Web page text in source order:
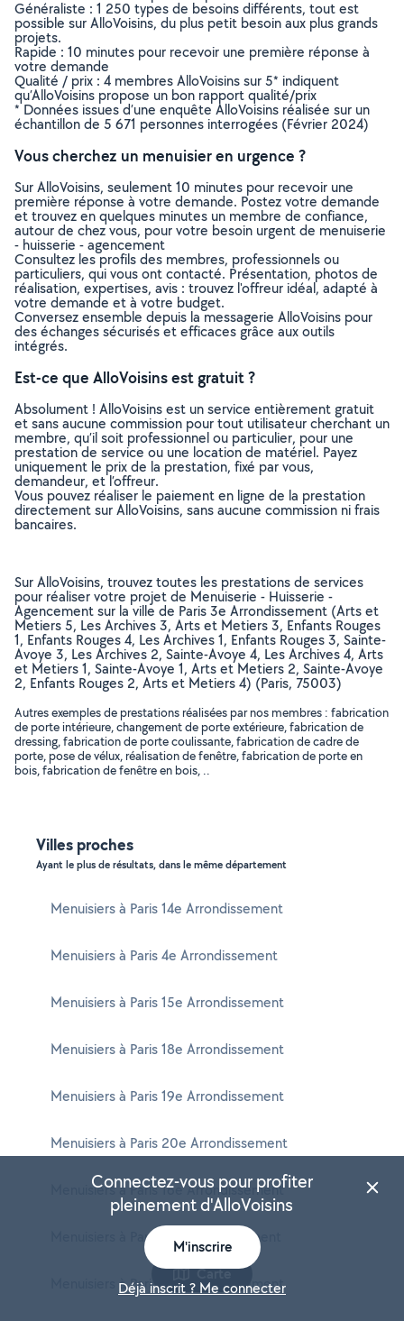
Généraliste : 1 250 types de besoins différents, tout est
possible sur AlloVoisins, du plus petit besoin aux plus grands
projets.
Rapide : 10 minutes pour recevoir une première réponse à
votre demande
Qualité / prix : 4 membres AlloVoisins sur 5* indiquent
qu’AlloVoisins propose un bon rapport qualité/prix
* Données issues d’une enquête AlloVoisins réalisée sur un
échantillon de 5 671 personnes interrogées (Février 2024)
Vous cherchez un menuisier en urgence ?
Sur AlloVoisins, seulement 10 minutes pour recevoir une
première réponse à votre demande. Postez votre demande
et trouvez en quelques minutes un membre de confiance,
autour de chez vous, pour votre besoin urgent de menuiserie
- huisserie - agencement
Consultez les profils des membres, professionnels ou
particuliers, qui vous ont contacté. Présentation, photos de
réalisation, expertises, avis : trouvez l'offreur idéal, adapté à
votre demande et à votre budget.
Conversez ensemble depuis la messagerie AlloVoisins pour
des échanges sécurisés et efficaces grâce aux outils
intégrés.
Est-ce que AlloVoisins est gratuit ?
Absolument ! AlloVoisins est un service entièrement gratuit
et sans aucune commission pour tout utilisateur cherchant un
membre, qu’il soit professionnel ou particulier, pour une
prestation de service ou une location de matériel. Payez
uniquement le prix de la prestation, fixé par vous,
demandeur, et l’offreur.
Vous pouvez réaliser le paiement en ligne de la prestation
directement sur AlloVoisins, sans aucune commission ni frais
bancaires.
Sur AlloVoisins, trouvez toutes les prestations de services
pour réaliser votre projet de Menuiserie - Huisserie -
Agencement sur la ville de Paris 3e Arrondissement (Arts et
Metiers 5, Les Archives 3, Arts et Metiers 3, Enfants Rouges
1, Enfants Rouges 4, Les Archives 1, Enfants Rouges 3, Sainte-
Avoye 3, Les Archives 2, Sainte-Avoye 4, Les Archives 4, Arts
et Metiers 1, Sainte-Avoye 1, Arts et Metiers 2, Sainte-Avoye
2, Enfants Rouges 2, Arts et Metiers 4) (Paris, 75003)
Autres exemples de prestations réalisées par nos membres : fabrication
de porte intérieure, changement de porte extérieure, fabrication de
dressing, fabrication de porte coulissante, fabrication de cadre de
porte, pose de vélux, réalisation de fenêtre, fabrication de porte en
bois, fabrication de fenêtre en bois, ..
Villes proches
Ayant le plus de résultats, dans le même département
Menuisiers à Paris 14e Arrondissement
Menuisiers à Paris 4e Arrondissement
Menuisiers à Paris 15e Arrondissement
Menuisiers à Paris 18e Arrondissement
Menuisiers à Paris 19e Arrondissement
Menuisiers à Paris 20e Arrondissement
Menuisiers à Paris 16e Arrondissement
Menuisiers à Paris 11e Arrondissement
Menuisiers à Paris 13e Arrondissement
Carte
Connectez-vous pour profiter
pleinement d'AlloVoisins
M'inscrire
Déjà inscrit ? Me connecter